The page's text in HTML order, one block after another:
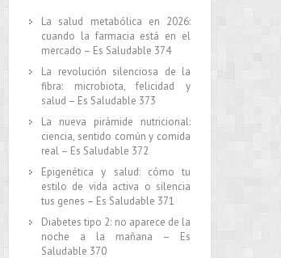
La salud metabólica en 2026:
cuando la farmacia está en el
mercado – Es Saludable 374
La revolución silenciosa de la
fibra: microbiota, felicidad y
salud – Es Saludable 373
La nueva pirámide nutricional:
ciencia, sentido común y comida
real – Es Saludable 372
Epigenética y salud: cómo tu
estilo de vida activa o silencia
tus genes – Es Saludable 371
Diabetes tipo 2: no aparece de la
noche a la mañana – Es
Saludable 370